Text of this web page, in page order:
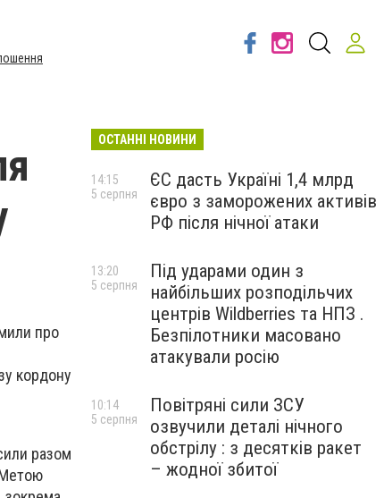
про
кордону
разом
Метою
ОСТАННІ НОВИНИ
ЄС дасть Україні 1,4 млрд
євро з заморожених активів
РФ після нічної атаки
14:15
5 серпня
Під ударами один з
найбільших розподільчих
центрів Wildberries та НПЗ .
Безпілотники масовано
атакували росію
13:20
5 серпня
Повітряні сили ЗСУ
озвучили деталі нічного
обстрілу : з десятків ракет
– жодної збитої
10:14
5 серпня